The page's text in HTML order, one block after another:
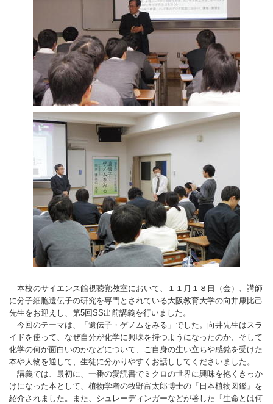
本校のサイエンス館視聴覚教室において、１１月１８日（金）、講師
に分子細胞遺伝子の研究を専門とされている大阪教育大学の向井康比己
先生をお迎えし、第5回SS出前講義を行いました。
今回のテーマは、「遺伝子・ゲノムをみる」でした。向井先生はスラ
イドを使って、なぜ自分が化学に興味を持つようになったのか、そして
化学の何が面白いのかなどについて、ご自身の生い立ちや感銘を受けた
本や人物を通して、生徒に分かりやすくお話ししてくださいました。
講義では、最初に、一番の愛読書でミクロの世界に興味を抱くきっか
けになった本として、植物学者の牧野富太郎博士の『日本植物図鑑』を
紹介されました。また、シュレーディンガーなどが著した『生命とは何